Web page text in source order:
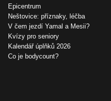
Epicentrum
Neštovice: příznaky, léčba
V čem jezdí Yamal a Mesii?
Kvízy pro seniory
Kalendář úplňků 2026
Co je bodycount?